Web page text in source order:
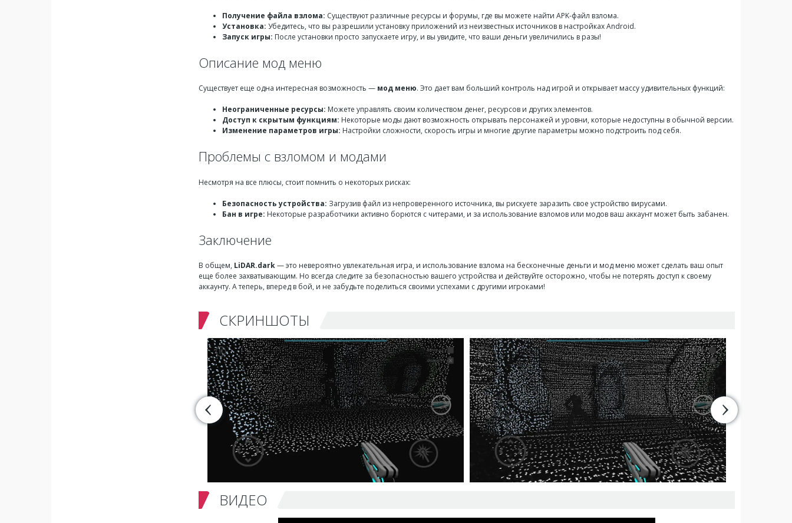
Получение файла взлома: Существуют различные ресурсы и форумы, где вы можете найти APK-файл взлома.
Установка: Убедитесь, что вы разрешили установку приложений из неизвестных источников в настройках Android.
Запуск игры: После установки просто запускаете игру, и вы увидите, что ваши деньги увеличились в разы!
Описание мод меню
Существует еще одна интересная возможность — мод меню. Это дает вам больший контроль над игрой и открывает массу удивительных функций:
Неограниченные ресурсы: Можете управлять своим количеством денег, ресурсов и других элементов.
Доступ к скрытым функциям: Некоторые моды дают возможность открывать персонажей и уровни, которые недоступны в обычной версии.
Изменение параметров игры: Настройки сложности, скорость игры и многие другие параметры можно подстроить под себя.
Проблемы с взломом и модами
Несмотря на все плюсы, стоит помнить о некоторых рисках:
Безопасность устройства: Загрузив файл из непроверенного источника, вы рискуете заразить свое устройство вирусами.
Бан в игре: Некоторые разработчики активно борются с читерами, и за использование взломов или модов ваш аккаунт может быть забанен.
Заключение
В общем, LiDAR.dark— это невероятно увлекательная игра, и использование взлома на бесконечные деньги и мод меню может сделать ваш опыт
еще более захватывающим. Но всегда следите за безопасностью вашего устройства и действуйте осторожно, чтобы не потерять доступ к своему
аккаунту. А теперь, вперед в бой, и не забудьте поделиться своими успехами с другими игроками!
СКРИНШОТЫ
ВИДЕО